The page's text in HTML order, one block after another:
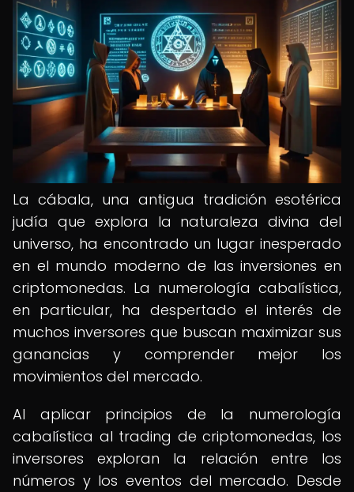
La cábala, una antigua tradición esotérica
judía que explora la naturaleza divina del
universo, ha encontrado un lugar inesperado
en el mundo moderno de las inversiones en
criptomonedas. La numerología cabalística,
en particular, ha despertado el interés de
muchos inversores que buscan maximizar sus
ganancias y comprender mejor los
movimientos del mercado.
Al aplicar principios de la numerología
cabalística al trading de criptomonedas, los
inversores exploran la relación entre los
números y los eventos del mercado. Desde